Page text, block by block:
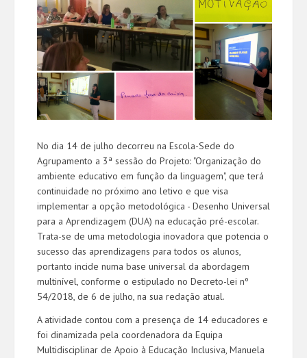
No dia 14 de julho decorreu na Escola-Sede do
Agrupamento a 3ª sessão do Projeto: "Organização do
ambiente educativo em função da linguagem", que terá
continuidade no próximo ano letivo e que visa
implementar a opção metodológica - Desenho Universal
para a Aprendizagem (DUA) na educação pré-escolar.
Trata-se de uma metodologia inovadora que potencia o
sucesso das aprendizagens para todos os alunos,
portanto incide numa base universal da abordagem
multinível, conforme o estipulado no Decreto-lei nº
54/2018, de 6 de julho, na sua redação atual.
A atividade contou com a presença de 14 educadores e
foi dinamizada pela coordenadora da Equipa
Multidisciplinar de Apoio à Educação Inclusiva, Manuela